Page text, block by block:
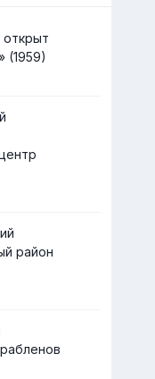
(1959)
район